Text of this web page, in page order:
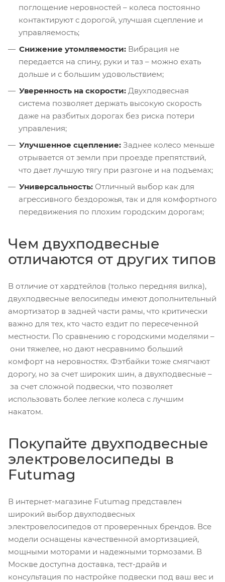
поглощение неровностей – колеса постоянно
контактируют с дорогой, улучшая сцепление и
управляемость;
Снижение утомляемости: Вибрация не
передается на спину, руки и таз – можно ехать
дольше и с большим удовольствием;
Уверенность на скорости: Двухподвесная
система позволяет держать высокую скорость
даже на разбитых дорогах без риска потери
управления;
Улучшенное сцепление: Заднее колесо меньше
отрывается от земли при проезде препятствий,
что дает лучшую тягу при разгоне и на подъемах;
Универсальность: Отличный выбор как для
агрессивного бездорожья, так и для комфортного
передвижения по плохим городским дорогам;
Чем двухподвесные
отличаются от других типов
В отличие от хардтейлов (только передняя вилка),
двухподвесные велосипеды имеют дополнительный
амортизатор в задней части рамы, что критически
важно для тех, кто часто ездит по пересеченной
местности. По сравнению с городскими моделями –
они тяжелее, но дают несравнимо больший
комфорт на неровностях. Фэтбайки тоже смягчают
дорогу, но за счет широких шин, а двухподвесные –
за счет сложной подвески, что позволяет
использовать более легкие колеса с лучшим
накатом.
Покупайте двухподвесные
электровелосипеды в
Futumag
В интернет-магазине Futumag представлен
широкий выбор двухподвесных
электровелосипедов от проверенных брендов. Все
модели оснащены качественной амортизацией,
мощными моторами и надежными тормозами. В
Москве доступна доставка, тест-драйв и
консультация по настройке подвески под ваш вес и